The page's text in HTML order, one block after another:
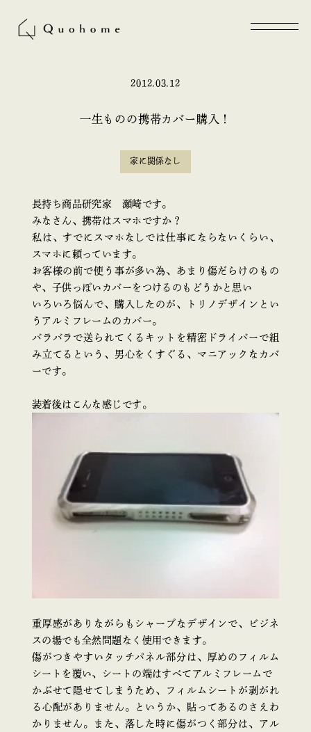
2012.03.12
一生ものの携帯カバー購入！
家に関係なし
長持ち商品研究家 瀬崎です。
みなさん、携帯はスマホですか？
私は、すでにスマホなしでは仕事にならないくらい、
スマホに頼っています。
お客様の前で使う事が多い為、あまり傷だらけのもの
や、子供っぽいカバーをつけるのもどうかと思い
いろいろ悩んで、購入したのが、トリノデザインとい
うアルミフレームのカバー。
バラバラで送られてくるキットを精密ドライバーで組
み立てるという、男心をくすぐる、マニアックなカバ
ーです。
装着後はこんな感じです。
重厚感がありながらもシャープなデザインで、ビジネ
スの場でも全然問題なく使用できます。
傷がつきやすいタッチパネル部分は、厚めのフィルム
シートを覆い、シートの端はすべてアルミフレームで
かぶせて隠せてしまうため、フィルムシートが剥がれ
る心配がありません。というか、貼ってあるのさえわ
かりません。また、落した時に傷がつく部分は、アル